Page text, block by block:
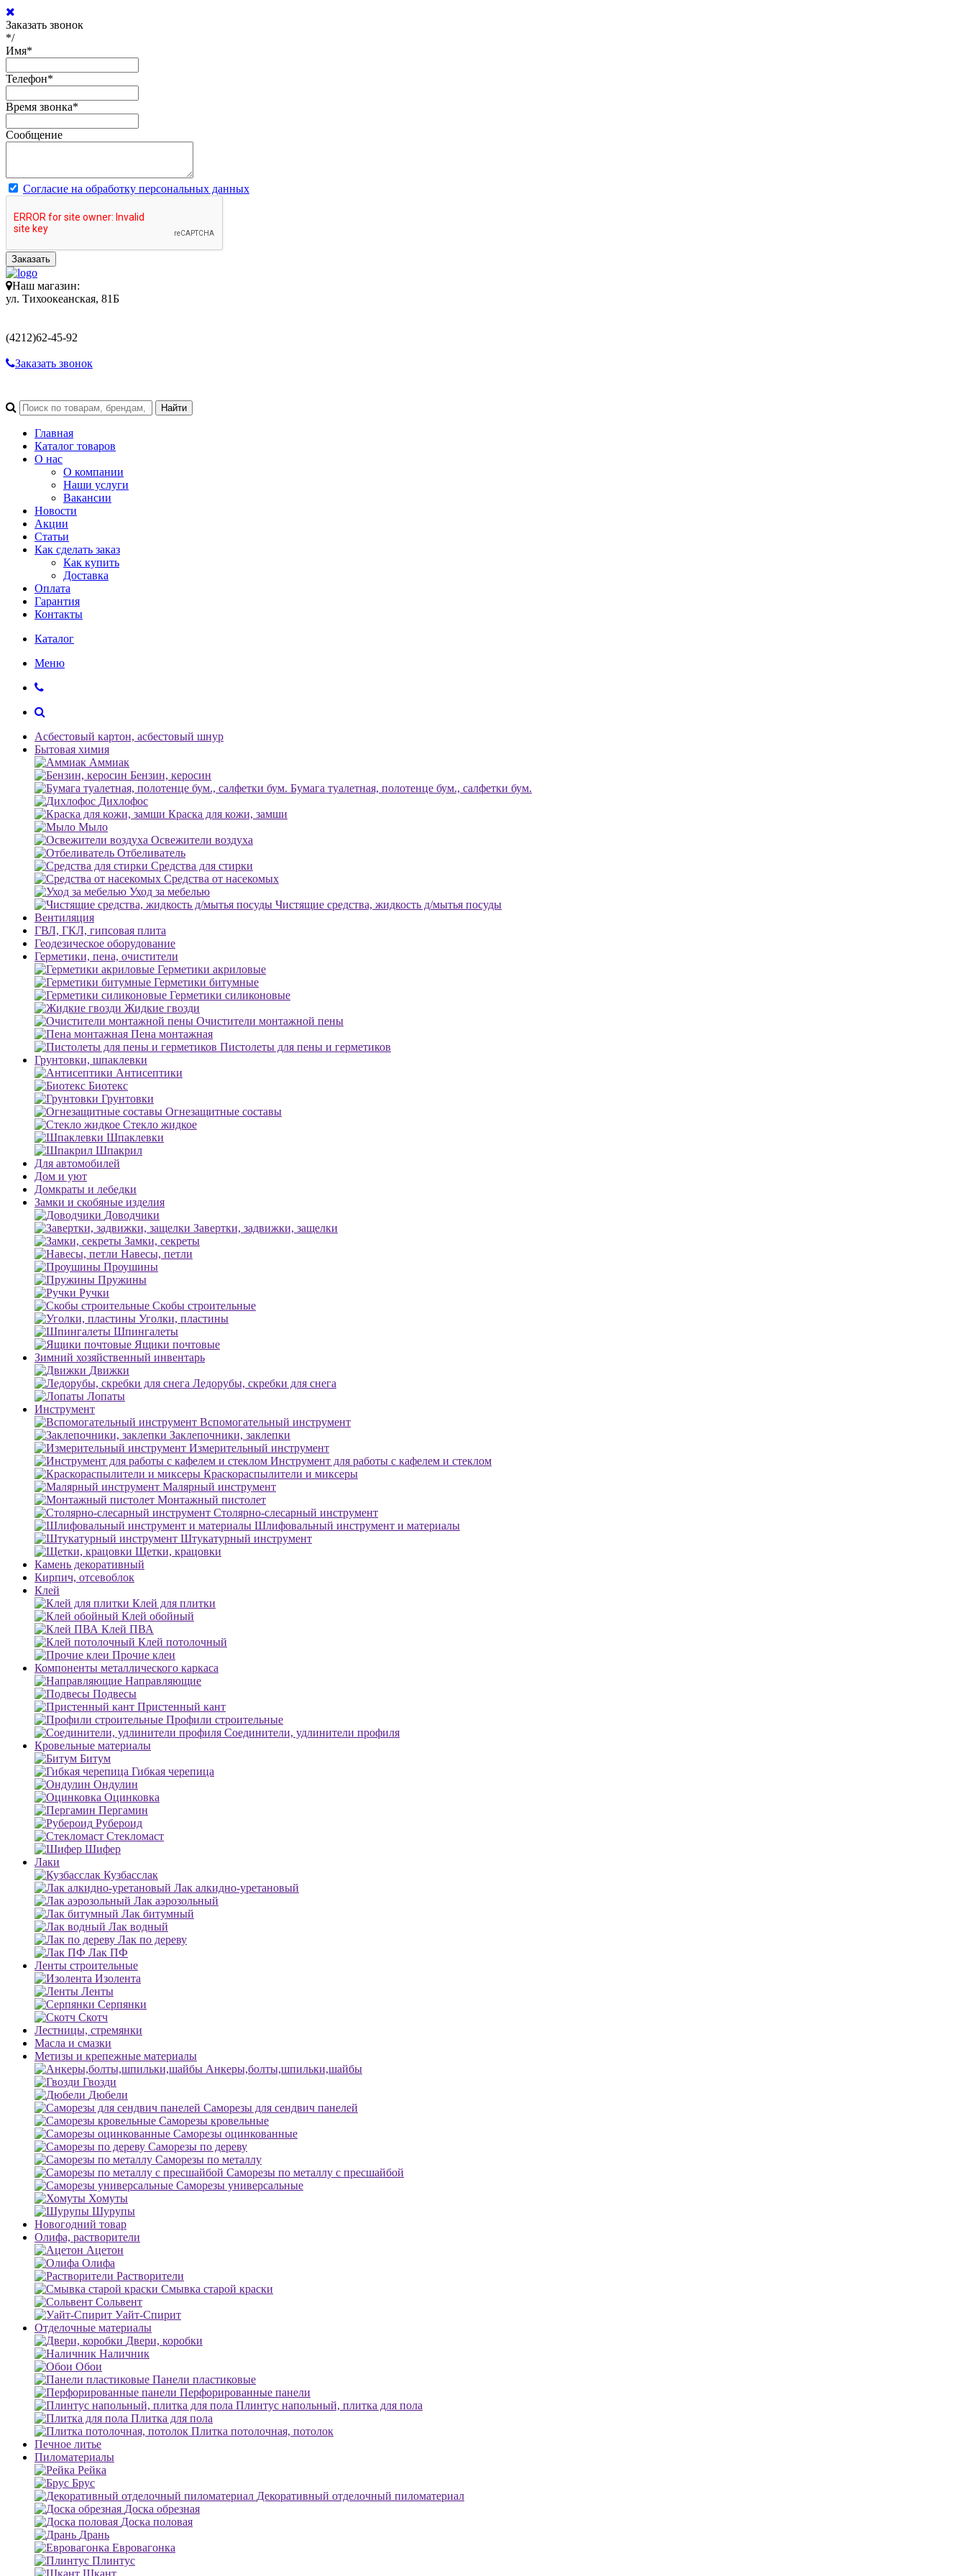
Заказать звонок
*/
Имя*
Телефон*
Время звонка*
Сообщение
Согласие на обработку персональных данных
Заказать
Наш магазин:
ул. Тихоокеанская, 81Б
(4212)62-45-92
Заказать звонок
Главная
Каталог товаров
О нас
О компании
Наши услуги
Вакансии
Новости
Акции
Статьи
Как сделать заказ
Как купить
Доставка
Оплата
Гарантия
Контакты
Каталог
Меню
Асбестовый картон, асбестовый шнур
Бытовая химия
Аммиак
Бензин, керосин
Бумага туалетная, полотенце бум., салфетки бум.
Дихлофос
Краска для кожи, замши
Мыло
Освежители воздуха
Отбеливатель
Средства для стирки
Средства от насекомых
Уход за мебелью
Чистящие средства, жидкость д/мытья посуды
Вентиляция
ГВЛ, ГКЛ, гипсовая плита
Геодезическое оборудование
Герметики, пена, очистители
Герметики акриловые
Герметики битумные
Герметики силиконовые
Жидкие гвозди
Очистители монтажной пены
Пена монтажная
Пистолеты для пены и герметиков
Грунтовки, шпаклевки
Антисептики
Биотекс
Грунтовки
Огнезащитные составы
Стекло жидкое
Шпаклевки
Шпакрил
Для автомобилей
Дом и уют
Домкраты и лебедки
Замки и скобяные изделия
Доводчики
Завертки, задвижки, защелки
Замки, секреты
Навесы, петли
Проушины
Пружины
Ручки
Скобы строительные
Уголки, пластины
Шпингалеты
Ящики почтовые
Зимний хозяйственный инвентарь
Движки
Ледорубы, скребки для снега
Лопаты
Инструмент
Вспомогательный инструмент
Заклепочники, заклепки
Измерительный инструмент
Инструмент для работы с кафелем и стеклом
Краскораспылители и миксеры
Малярный инструмент
Монтажный пистолет
Столярно-слесарный инструмент
Шлифовальный инструмент и материалы
Штукатурный инструмент
Щетки, крацовки
Камень декоративный
Кирпич, отсевоблок
Клей
Клей для плитки
Клей обойный
Клей ПВА
Клей потолочный
Прочие клеи
Компоненты металлического каркаса
Направляющие
Подвесы
Пристенный кант
Профили строительные
Соединители, удлинители профиля
Кровельные материалы
Битум
Гибкая черепица
Ондулин
Оцинковка
Пергамин
Рубероид
Стекломаст
Шифер
Лаки
Кузбасслак
Лак алкидно-уретановый
Лак аэрозольный
Лак битумный
Лак водный
Лак по дереву
Лак ПФ
Ленты строительные
Изолента
Ленты
Серпянки
Скотч
Лестницы, стремянки
Масла и смазки
Метизы и крепежные материалы
Анкеры,болты,шпильки,шайбы
Гвозди
Дюбели
Саморезы для сендвич панелей
Саморезы кровельные
Саморезы оцинкованные
Саморезы по дереву
Саморезы по металлу
Саморезы по металлу с пресшайбой
Саморезы универсальные
Хомуты
Шурупы
Новогодний товар
Олифа, растворители
Ацетон
Олифа
Растворители
Смывка старой краски
Сольвент
Уайт-Спирит
Отделочные материалы
Двери, коробки
Наличник
Обои
Панели пластиковые
Перфорированные панели
Плинтус напольный, плитка для пола
Плитка для пола
Плитка потолочная, потолок
Печное литье
Пиломатериалы
Рейка
Брус
Декоративный отделочный пиломатериал
Доска обрезная
Доска половая
Дрань
Евровагонка
Плинтус
Шкант